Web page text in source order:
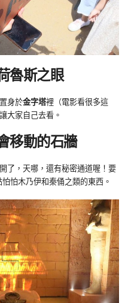
魯斯之眼
身於金字塔裡（電影看很多這
大家自己去看。
移動的石牆
了，天哪，還有秘密通道喔！要
怕木乃伊和秦俑之類的東西。